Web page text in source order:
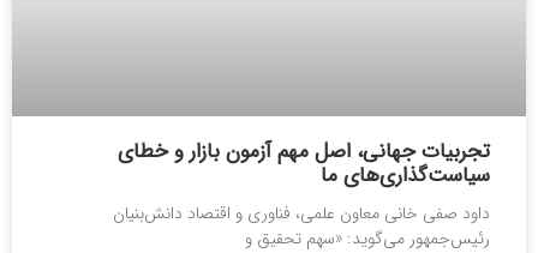
تجربیات جهانی، اصل مهم آزمون بازار و خطای
سیاست‌گذاری‌های ما
داود صفی خانی معاون علمی، فناوری و اقتصاد دانش‌بنیان
رئیس‌جمهور می‌گوید: «سهم تحقیق و